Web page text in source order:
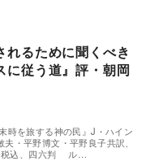
れるために聞くべき
に従う道』評・朝岡
を旅する神の民』J・ハイン
・平野博文・平野良子共訳、
税込、四六判 ル…